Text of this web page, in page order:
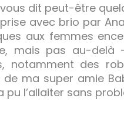
dit peut-être
avec brio par
aux femmes
mais pas au-delà
notamment des
de ma super amie
pu l’allaiter sans